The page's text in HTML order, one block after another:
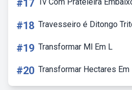
#17
#18 Travesseiro é Ditongo
#19 Transformar Ml Em L
#20 Transformar Hectares